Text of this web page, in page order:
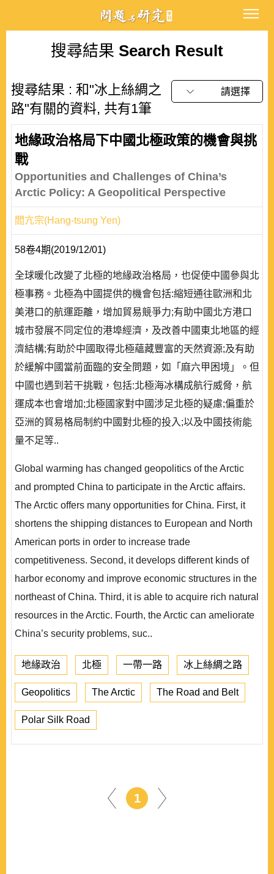
搜尋結果 Search Result
搜尋結果 : 和"冰上絲綢之
路"有關的資料, 共有1筆
請選擇
地緣政治格局下中國北極政策的機會與挑
戰
Opportunities and Challenges of China’s
Arctic Policy: A Geopolitical Perspective
閻亢宗(Hang-tsung Yen)
58卷4期(2019/12/01)
全球暖化改變了北極的地緣政治格局，也促使中國參與北
極事務。北極為中國提供的機會包括:縮短通往歐洲和北
美港口的航運距離，增加貿易競爭力;有助中國北方港口
城市發展不同定位的港埠經濟，及改善中國東北地區的經
濟結構;有助於中國取得北極蘊藏豐富的天然資源;及有助
於緩解中國當前面臨的安全問題，如「麻六甲困境」。但
中國也遇到若干挑戰，包括:北極海冰構成航行威脅，航
運成本也會增加;北極國家對中國涉足北極的疑慮;偏重於
亞洲的貿易格局制約中國對北極的投入;以及中國技術能
量不足等..
Global warming has changed geopolitics of the Arctic
and prompted China to participate in the Arctic affairs.
The Arctic offers many opportunities for China. First, it
shortens the shipping distances to European and North
American ports in order to increase trade
competitiveness. Second, it develops different kinds of
harbor economy and improve economic structures in the
northeast of China. Third, it is able to acquire rich natural
resources in the Arctic. Fourth, the Arctic can ameliorate
China’s security problems, suc..
地緣政治 北極 一帶一路 冰上絲綢之路
Geopolitics The Arctic The Road and Belt
Polar Silk Road
1